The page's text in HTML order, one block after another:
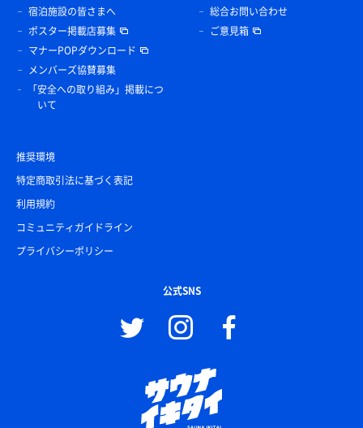
宿泊施設の皆さまへ
ポスター掲載店募集
マナーPOPダウンロード
メンバーズ協賛募集
「安全への取り組み」掲載につ
いて
総合お問い合わせ
ご意見箱
推奨環境
特定商取引法に基づく表記
利用規約
コミュニティガイドライン
プライバシーポリシー
公式SNS